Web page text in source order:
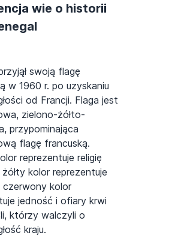
wie o historii
swoją flagę
w 1960 r. po uzyskaniu
od Francji. Flaga jest
zielono-żółto-
przypominająca
flagę francuską.
reprezentuje religię
żółty kolor reprezentuje
czerwony kolor
jedność i ofiary krwi
którzy walczyli o
kraju.